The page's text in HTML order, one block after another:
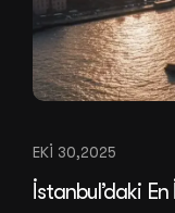
EKI 30,2025
İstanbul’daki